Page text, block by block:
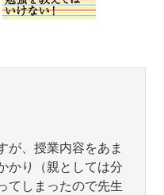
が、授業内容をあま
かり（親としては分
てしまったので先生